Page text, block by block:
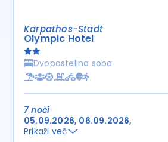
Karpathos-Stadt
Olympic Hotel
Dvoposteljna soba
7 noči
05.09.2026 06.09.2026
Prikaži več